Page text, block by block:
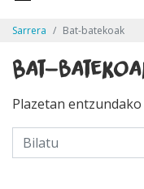
Sarrera Bat-batekoak
Bat-
Plazetan